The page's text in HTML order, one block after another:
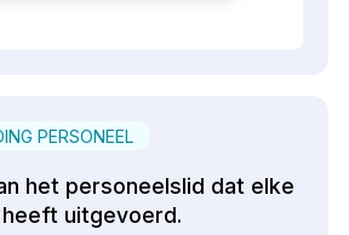
PERSONEEL
het personeelslid dat elke
uitgevoerd.